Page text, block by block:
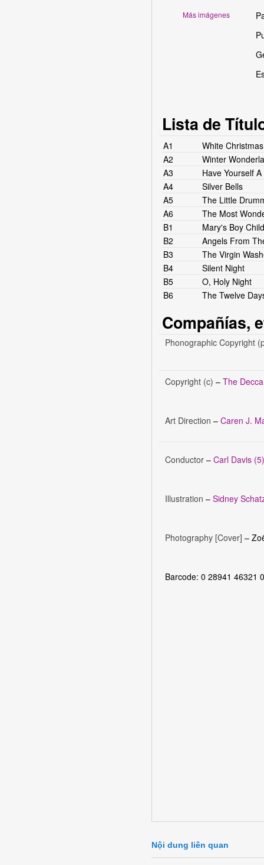
Más imágenes
Lista de
A1
White Christmas
A2
Winter
A3
Have Yourself
A4
Silver Bells
A5
The Little
A6
The Most
B1
Mary's Boy Child
B2
Angels From
B3
The Virgin
B4
Silent Night
B5
O, Holy Night
B6
The Twelve
Compañías,
Phonographic Copyright
Copyright (c) – The
Art Direction – Caren J.
Conductor – Carl Davis (5)
Illustration – Sidney
Photography [Cover] –
Barcode: 0 28941 46321 0
Nội dung liên quan